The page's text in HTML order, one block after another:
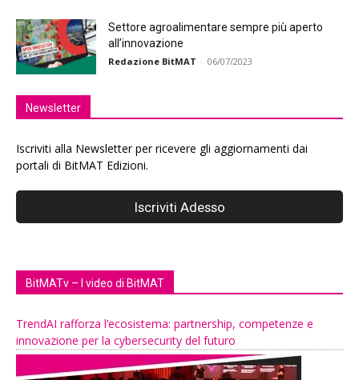
Settore agroalimentare sempre più aperto
all’innovazione
Redazione BitMAT - 06/07/2023
Newsletter
Iscriviti alla Newsletter per ricevere gli aggiornamenti dai
portali di BitMAT Edizioni.
BitMATv – I video di BitMAT
TrendAI rafforza l’ecosistema: partnership, competenze e
innovazione per la cybersecurity del futuro